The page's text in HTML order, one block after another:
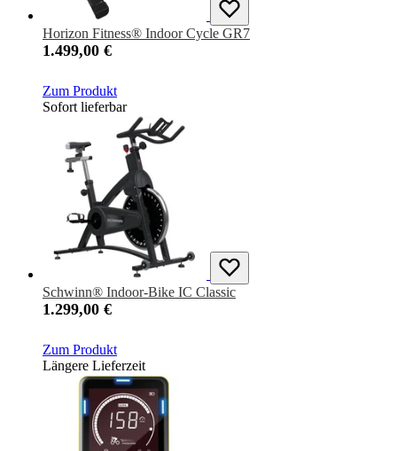
Horizon Fitness® Indoor Cycle GR7
1.499,00 €
Zum Produkt
Sofort lieferbar
Schwinn® Indoor-Bike IC Classic
1.299,00 €
Zum Produkt
Längere Lieferzeit